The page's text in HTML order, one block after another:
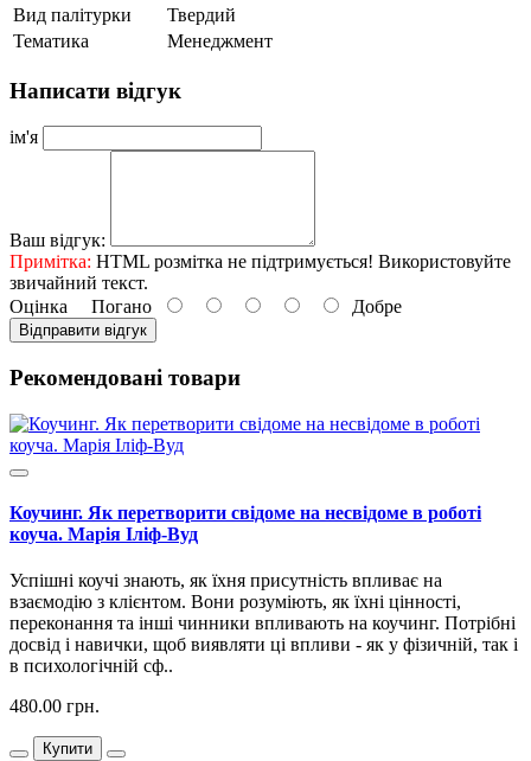
Вид палітурки
Твердий
Тематика
Менеджмент
Написати відгук
ім'я
Ваш відгук:
Примітка: HTML розмітка не підтримується! Використовуйте
звичайний текст.
Оцінка Погано Добре
Відправити відгук
Рекомендовані товари
Коучинг. Як перетворити свідоме на несвідоме в роботі
коуча. Марія Іліф-Вуд
Успішні коучі знають, як їхня присутність впливає на
взаємодію з клієнтом. Вони розуміють, як їхні цінності,
переконання та інші чинники впливають на коучинг. Потрібні
досвід і навички, щоб виявляти ці впливи - як у фізичній, так і
в психологічній сф..
480.00 грн.
Купити